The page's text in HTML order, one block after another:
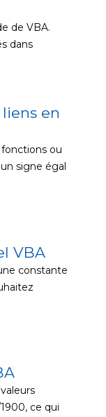
de VBA.
dans
en
ou
signe égal
VBA
constante
ce qui